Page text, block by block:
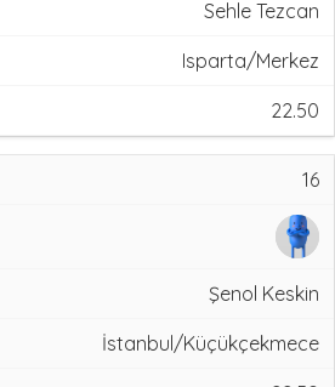
Sehle Tezcan
Isparta/Merkez
22.50
16
Şenol Keskin
İstanbul/Küçükçekmece